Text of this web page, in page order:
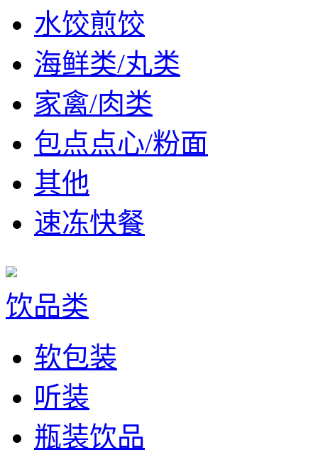
水饺煎饺
海鲜类/丸类
家禽/肉类
包点点心/粉面
其他
速冻快餐
饮品类
软包装
听装
瓶装饮品